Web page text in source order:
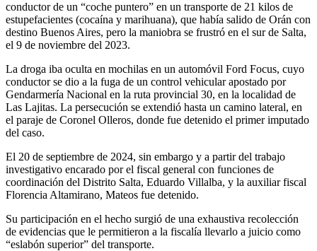
conductor de un “coche puntero” en un transporte de 21 kilos de
estupefacientes (cocaína y marihuana), que había salido de Orán con
destino Buenos Aires, pero la maniobra se frustró en el sur de Salta,
el 9 de noviembre del 2023.
La droga iba oculta en mochilas en un automóvil Ford Focus, cuyo
conductor se dio a la fuga de un control vehicular apostado por
Gendarmería Nacional en la ruta provincial 30, en la localidad de
Las Lajitas. La persecución se extendió hasta un camino lateral, en
el paraje de Coronel Olleros, donde fue detenido el primer imputado
del caso.
El 20 de septiembre de 2024, sin embargo y a partir del trabajo
investigativo encarado por el fiscal general con funciones de
coordinación del Distrito Salta, Eduardo Villalba, y la auxiliar fiscal
Florencia Altamirano, Mateos fue detenido.
Su participación en el hecho surgió de una exhaustiva recolección
de evidencias que le permitieron a la fiscalía llevarlo a juicio como
“eslabón superior” del transporte.